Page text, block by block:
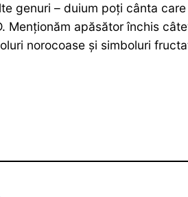
genuri – duium poți cânta
Menționăm apăsător închis
norocoase și simboluri